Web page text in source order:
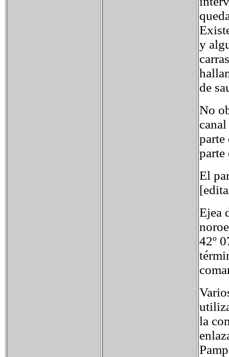
y
de
No
parte
parte
El
Ejea
42º
la